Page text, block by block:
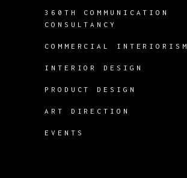
360TH COMMUNICATION
CONSULTANCY
COMMERCIAL INTERIORISM
INTERIOR DESIGN
PRODUCT DESIGN
ART DIRECTION
EVENTS